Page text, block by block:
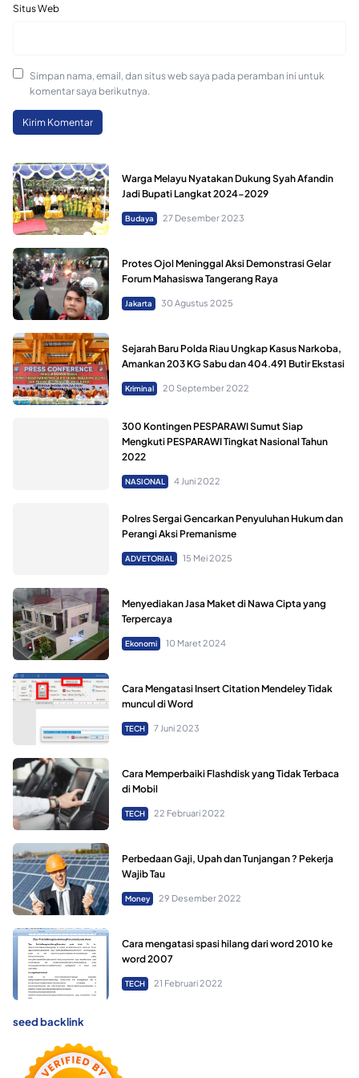
Situs Web
Simpan nama, email, dan situs web saya pada peramban ini untuk
komentar saya berikutnya.
Warga Melayu Nyatakan Dukung Syah Afandin
Jadi Bupati Langkat 2024-2029
Budaya 27 Desember 2023
Protes Ojol Meninggal Aksi Demonstrasi Gelar
Forum Mahasiswa Tangerang Raya
Jakarta 30 Agustus 2025
Sejarah Baru Polda Riau Ungkap Kasus Narkoba,
Amankan 203 KG Sabu dan 404.491 Butir Ekstasi
Kriminal 20 September 2022
300 Kontingen PESPARAWI Sumut Siap
Mengkuti PESPARAWI Tingkat Nasional Tahun
2022
NASIONAL 4 Juni 2022
Polres Sergai Gencarkan Penyuluhan Hukum dan
Perangi Aksi Premanisme
ADVETORIAL 15 Mei 2025
Menyediakan Jasa Maket di Nawa Cipta yang
Terpercaya
Ekonomi 10 Maret 2024
Cara Mengatasi Insert Citation Mendeley Tidak
muncul di Word
TECH 7 Juni 2023
Cara Memperbaiki Flashdisk yang Tidak Terbaca
di Mobil
TECH 22 Februari 2022
Perbedaan Gaji, Upah dan Tunjangan ? Pekerja
Wajib Tau
Money 29 Desember 2022
Cara mengatasi spasi hilang dari word 2010 ke
word 2007
TECH 21 Februari 2022
seed backlink